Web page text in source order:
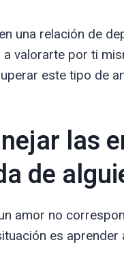
una relación de
a valorarte por ti
este tipo de
las
de
amor no
es